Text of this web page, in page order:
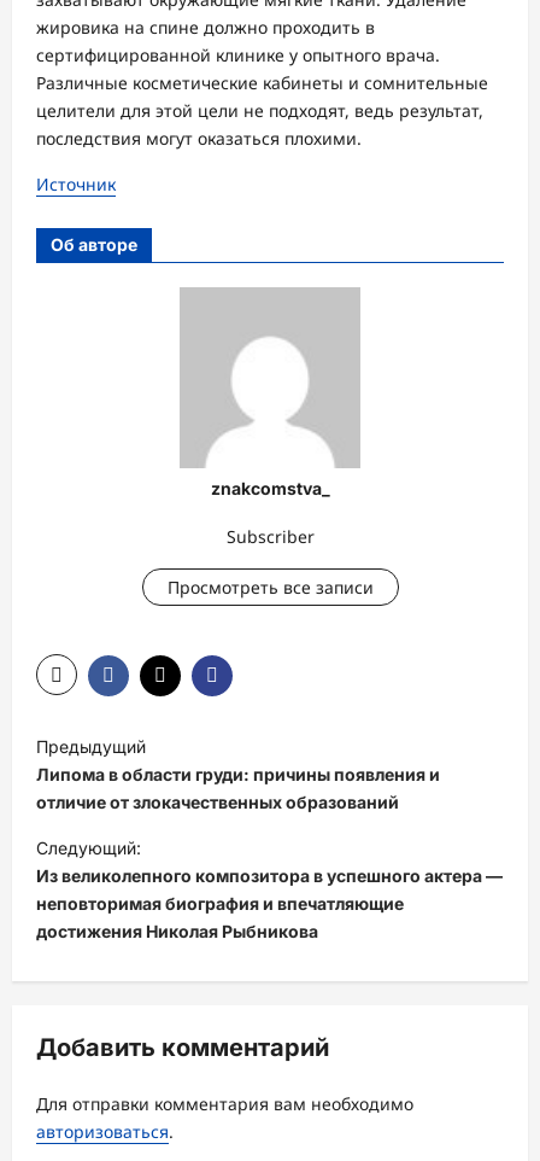
жировика на спине должно проходить в
сертифицированной клинике у опытного врача.
Различные косметические кабинеты и сомнительные
целители для этой цели не подходят, ведь результат,
последствия могут оказаться плохими.
Источник
Об авторе
znakcomstva_
Subscriber
Просмотреть все записи
Н
а
в
и
г
а
я
з
а
п
Предыдущий
Липома в области груди: причины появления и
отличие от злокачественных образований
Следующий:
Из великолепного композитора в успешного актера —
неповторимая биография и впечатляющие
достижения Николая Рыбникова
Добавить комментарий
Для отправки комментария вам необходимо
авторизоваться.